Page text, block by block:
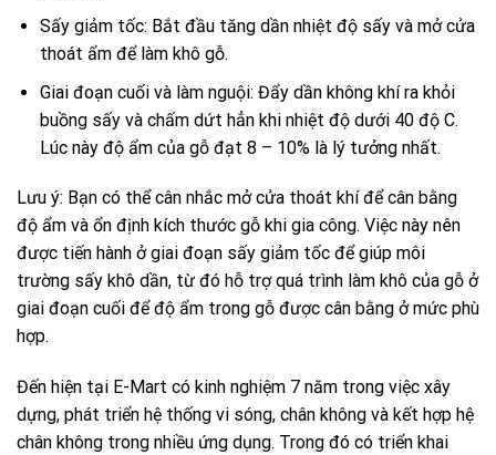
Sấy giảm tốc: Bắt đầu tăng dần nhiệt độ sấy và mở cửa
thoát ẩm để làm khô gỗ.
Giai đoạn cuối và làm nguội: Đẩy dần không khí ra khỏi
buồng sấy và chấm dứt hẳn khi nhiệt độ dưới 40 độ C.
Lúc này độ ẩm của gỗ đạt 8 – 10% là lý tưởng nhất.
Lưu ý: Bạn có thể cân nhắc mở cửa thoát khí để cân bằng
độ ẩm và ổn định kích thước gỗ khi gia công. Việc này nên
được tiến hành ở giai đoạn sấy giảm tốc để giúp môi
trường sấy khô dần, từ đó hỗ trợ quá trình làm khô của gỗ ở
giai đoạn cuối để độ ẩm trong gỗ được cân bằng ở mức phù
hợp.
Đến hiện tại E-Mart có kinh nghiệm 7 năm trong việc xây
dựng, phát triển hệ thống vi sóng, chân không và kết hợp hệ
chân không trong nhiều ứng dụng. Trong đó có triển khai